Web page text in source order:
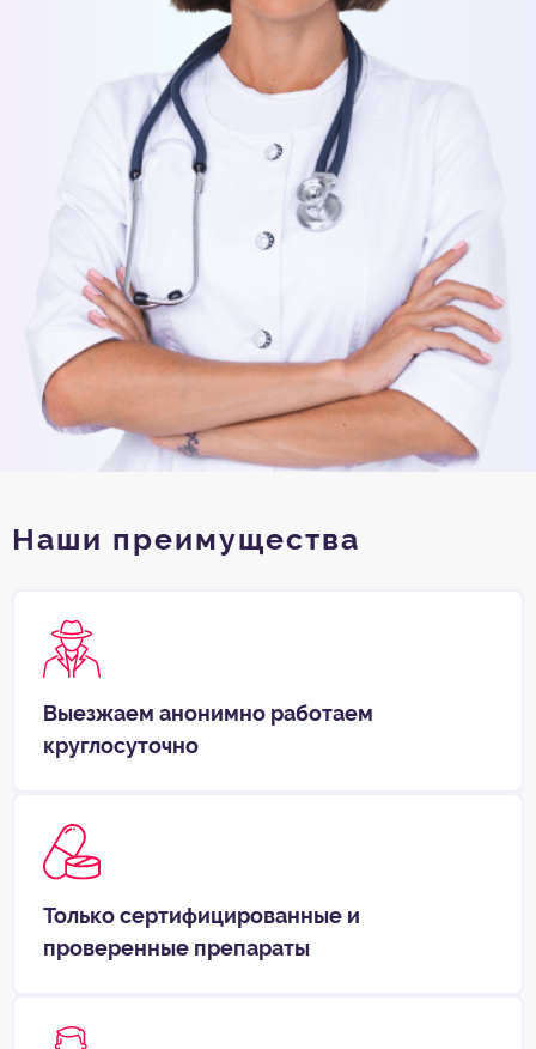
Наши преимущества
Выезжаем анонимно работаем
круглосуточно
Только сертифицированные и
проверенные препараты